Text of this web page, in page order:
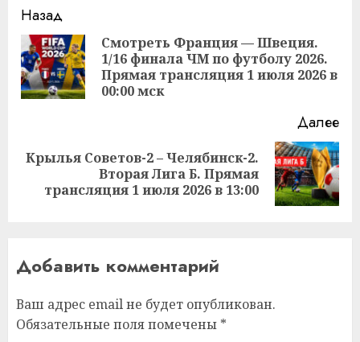
Продолжить
чтение
Назад
Смотреть Франция — Швеция.
1/16 финала ЧМ по футболу 2026.
Прямая трансляция 1 июля 2026 в
00:00 мск
Далее
Следующая
запись:
Крылья Советов-2 – Челябинск-2.
Вторая Лига Б. Прямая
трансляция 1 июля 2026 в 13:00
Добавить комментарий
Ваш адрес email не будет опубликован.
Обязательные поля помечены *